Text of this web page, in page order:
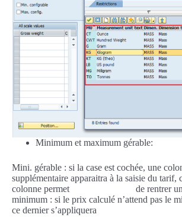
Minimum et maximum gérable:
Mini. gérable : si la case est cochée, une
supplémentaire apparaitra à la saisie du tarif,
colonne permet de rentrer un
minimum : si le prix calculé n’attend pas le
ce dernier s’appliquera